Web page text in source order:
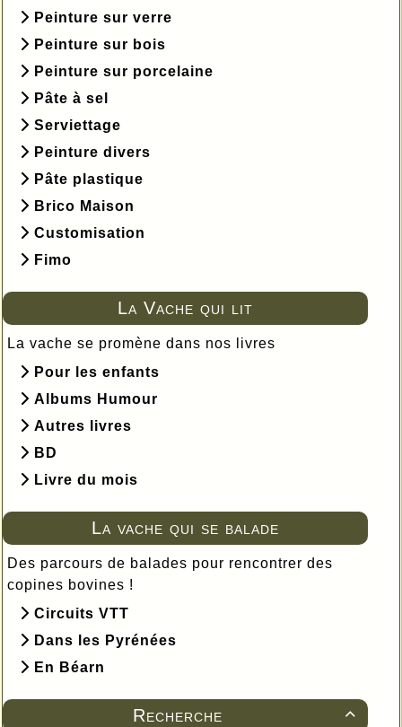
Peinture sur verre
Peinture sur bois
Peinture sur porcelaine
Pâte à sel
Serviettage
Peinture divers
Pâte plastique
Brico Maison
Customisation
Fimo
La Vache qui lit
La vache se promène dans nos livres
Pour les enfants
Albums Humour
Autres livres
BD
Livre du mois
La vache qui se balade
Des parcours de balades pour rencontrer des
copines bovines !
Circuits VTT
Dans les Pyrénées
En Béarn

Recherche